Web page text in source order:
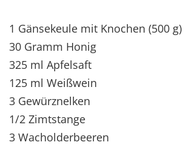
1 Gänsekeule mit Knochen (500 g)
30 Gramm Honig
325 ml Apfelsaft
125 ml Weißwein
3 Gewürznelken
1/2 Zimtstange
3 Wacholderbeeren